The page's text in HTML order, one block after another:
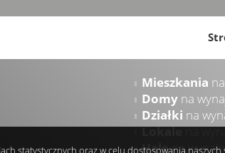
Mieszkania
Domy na
Działki na
Lokalena
Halena
statystycznych oraz w celu dostosowania